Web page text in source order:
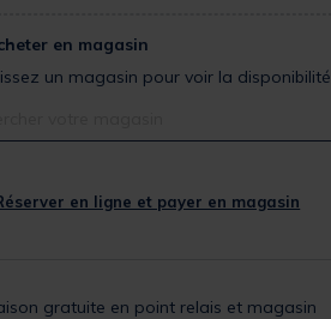
en magasin
un magasin pour voir la disponibilité
en ligne et payer en magasin
gratuite en point relais et magasin